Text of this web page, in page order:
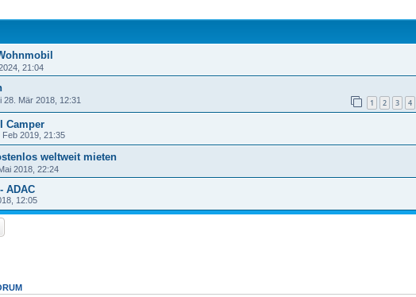
21:04
28. Mär 2018, 12:31 1 2 3 4
Camper
Feb 2019, 21:35
weltweit mieten
2018, 22:24
ADAC
12:05